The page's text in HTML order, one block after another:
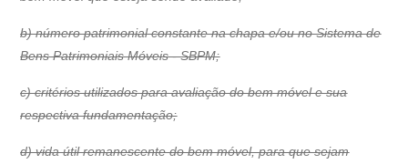
b) número patrimonial constante na chapa e/ou no Sistema de
Bens Patrimoniais Móveis - SBPM;
c) critérios utilizados para avaliação do bem móvel e sua
respectiva fundamentação;
d) vida útil remanescente do bem móvel, para que sejam